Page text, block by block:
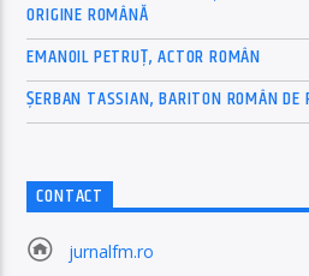
ORIGINE ROMÂNĂ
EMANOIL PETRUȚ, ACTOR ROMÂN
ȘERBAN TASSIAN, BARITON ROMÂN DE
CONTACT
jurnalfm.ro